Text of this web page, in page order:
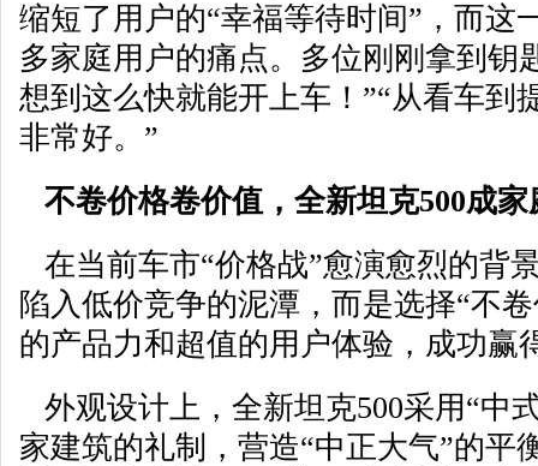
缩短了用户的“幸福等待时间”，而这
多家庭用户的痛点。多位刚刚拿到钥
想到这么快就能开上车！”“从看车到
非常好。”
不卷价格卷价值，全新坦克500成
在当前车市“价格战”愈演愈烈的背
陷入低价竞争的泥潭，而是选择“不
的产品力和超值的用户体验，成功赢
外观设计上，全新坦克500采用“中
家建筑的礼制，营造“中正大气”的平